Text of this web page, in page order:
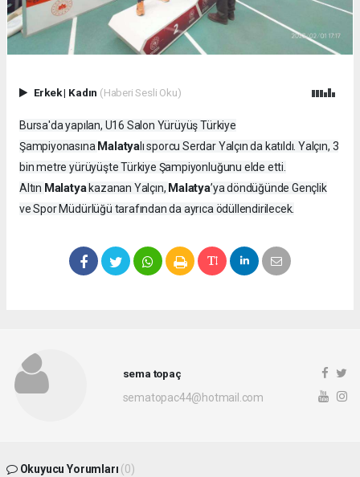
Erkek| Kadın (Haberi Sesli Oku)
Bursa'da yapılan, U16 Salon Yürüyüş Türkiye
Şampiyonasına Malatyalı sporcu Serdar Yalçın da katıldı. Yalçın, 3
bin metre yürüyüşte Türkiye Şampiyonluğunu elde etti.
Altın Malatyakazanan Yalçın, Malatya’ya döndüğünde Gençlik
ve Spor Müdürlüğü tarafından da ayrıca ödüllendirilecek.
sema topaç
sematopac44@hotmail.com
Okuyucu Yorumları (0)